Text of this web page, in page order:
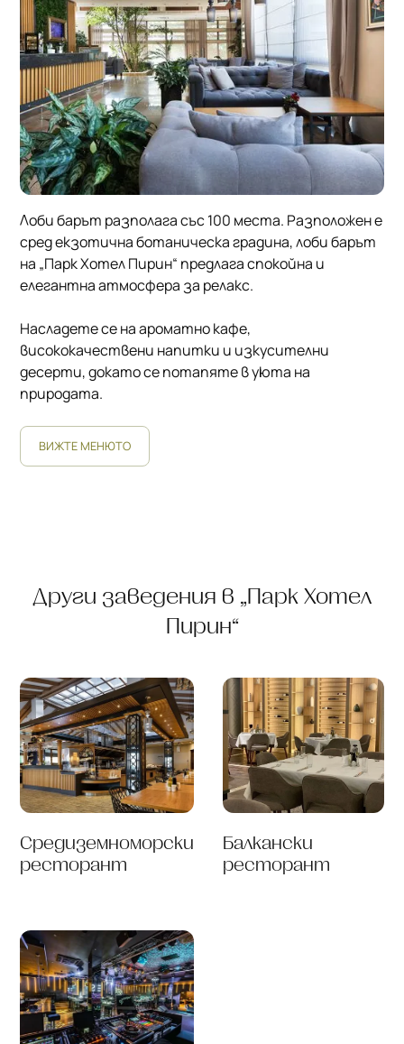
Лоби барът разполага със 100 места. Разположен е
сред екзотична ботаническа градина, лоби барът
на „Парк Хотел Пирин“ предлага спокойна и
елегантна атмосфера за релакс.
Насладете се на ароматно кафе,
висококачествени напитки и изкусителни
десерти, докато се потапяте в уюта на
природата.
ВИЖТЕ МЕНЮТО
Други заведения в „Парк Хотел
Пирин“
Средиземноморски
ресторант
Балкански
ресторант